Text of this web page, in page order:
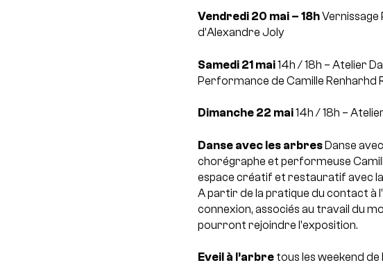
Vendredi 20 mai – 18hVernissage
d’Alexandre Joly
Samedi 21 mai14h / 18h – Atelier
Performance de Camille Renharhd
Dimanche 22 mai14h / 18h –
Danse avec les arbresDanse
chorégraphe et performeuse
espace créatif et restauratif avec
A partir de la pratique du contact à
connexion, associés au travail du
pourront rejoindre l’exposition.
Eveil à l’arbretous les weekend de